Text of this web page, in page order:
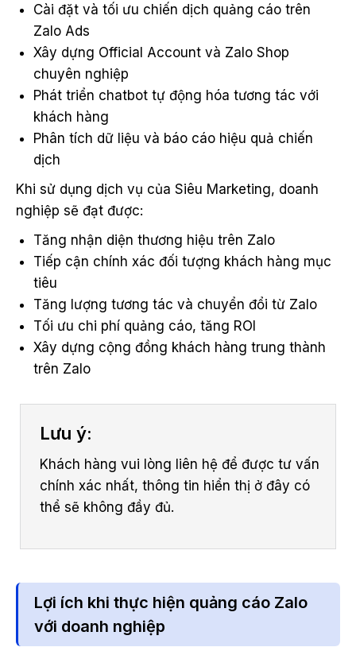
Cài đặt và tối ưu chiến dịch quảng cáo trên
Zalo Ads
Xây dựng Official Account và Zalo Shop
chuyên nghiệp
Phát triển chatbot tự động hóa tương tác với
khách hàng
Phân tích dữ liệu và báo cáo hiệu quả chiến
dịch
Khi sử dụng dịch vụ của Siêu Marketing, doanh
nghiệp sẽ đạt được:
Tăng nhận diện thương hiệu trên Zalo
Tiếp cận chính xác đối tượng khách hàng mục
tiêu
Tăng lượng tương tác và chuyển đổi từ Zalo
Tối ưu chi phí quảng cáo, tăng ROI
Xây dựng cộng đồng khách hàng trung thành
trên Zalo
Lưu ý:
Khách hàng vui lòng liên hệ để được tư vấn
chính xác nhất, thông tin hiển thị ở đây có
thể sẽ không đầy đủ.
Lợi ích khi thực hiện quảng cáo Zalo
với doanh nghiệp